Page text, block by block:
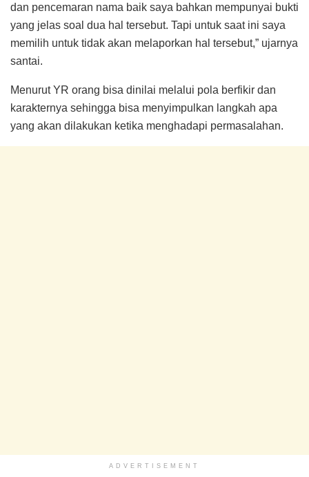
dan pencemaran nama baik saya bahkan mempunyai bukti
yang jelas soal dua hal tersebut. Tapi untuk saat ini saya
memilih untuk tidak akan melaporkan hal tersebut,” ujarnya
santai.
Menurut YR orang bisa dinilai melalui pola berfikir dan
karakternya sehingga bisa menyimpulkan langkah apa
yang akan dilakukan ketika menghadapi permasalahan.
ADVERTISEMENT